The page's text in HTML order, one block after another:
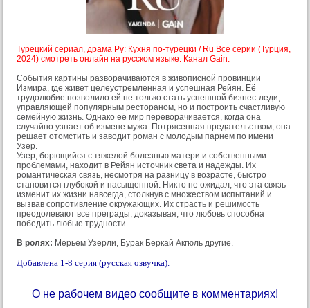
Турецкий сериал, драма Ру: Кухня по-турецки / Ru Все серии (Турция,
2024) смотреть онлайн на русском языке. Канал Gain.
События картины разворачиваются в живописной провинции
Измира, где живет целеустремленная и успешная Рейян. Её
трудолюбие позволило ей не только стать успешной бизнес-леди,
управляющей популярным рестораном, но и построить счастливую
семейную жизнь. Однако её мир переворачивается, когда она
случайно узнает об измене мужа. Потрясенная предательством, она
решает отомстить и заводит роман с молодым парнем по имени
Узер.
Узер, борющийся с тяжелой болезнью матери и собственными
проблемами, находит в Рейян источник света и надежды. Их
романтическая связь, несмотря на разницу в возрасте, быстро
становится глубокой и насыщенной. Никто не ожидал, что эта связь
изменит их жизни навсегда, столкнув с множеством испытаний и
вызвав сопротивление окружающих. Их страсть и решимость
преодолевают все преграды, доказывая, что любовь способна
победить любые трудности.
В ролях: Мерьем Узерли, Бурак Беркай Акгюль другие.
Добавлена 1-8 серия (русская озвучка).
О не рабочем видео сообщите в комментариях!